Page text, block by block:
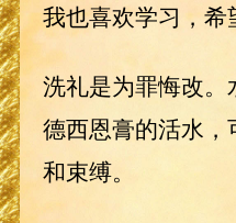
我也喜欢学习，希
洗礼是为罪悔改
德西恩膏的活水，
和束缚。